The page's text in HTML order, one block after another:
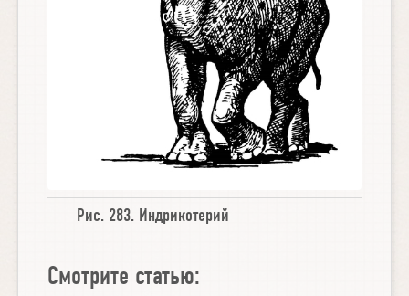
Рис. 283. Индрикотерий
Смотрите статью: